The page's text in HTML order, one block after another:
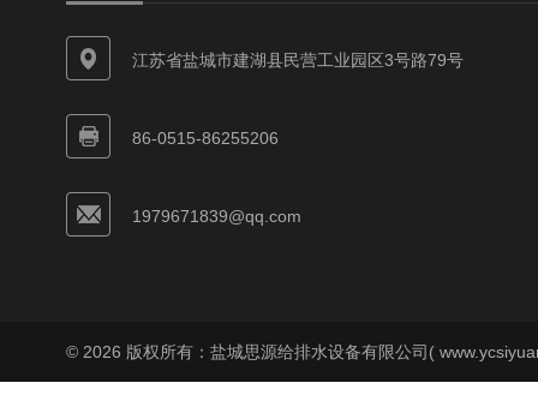
江苏省盐城市建湖县民营工业园区3号路79号
86-0515-86255206
1979671839@qq.com
© 2026 版权所有：盐城思源给排水设备有限公司(